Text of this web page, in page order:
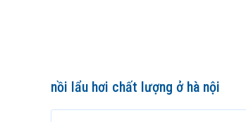
nồi lẩu hơi chất lượng ở hà nội